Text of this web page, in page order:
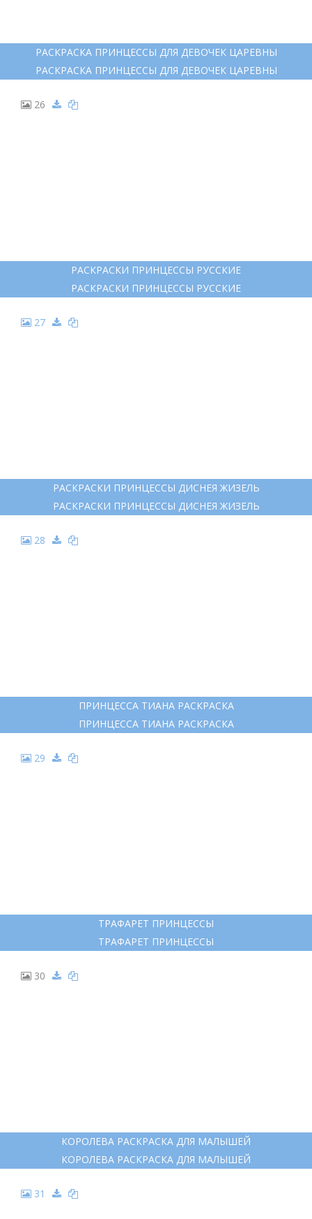
РАСКРАСКА ПРИНЦЕССЫ ДЛЯ ДЕВОЧЕК ЦАРЕВНЫ
РАСКРАСКА ПРИНЦЕССЫ ДЛЯ ДЕВОЧЕК ЦАРЕВНЫ
26
РАСКРАСКИ ПРИНЦЕССЫ РУССКИЕ
РАСКРАСКИ ПРИНЦЕССЫ РУССКИЕ
27
РАСКРАСКИ ПРИНЦЕССЫ ДИСНЕЯ ЖИЗЕЛЬ
РАСКРАСКИ ПРИНЦЕССЫ ДИСНЕЯ ЖИЗЕЛЬ
28
ПРИНЦЕССА ТИАНА РАСКРАСКА
ПРИНЦЕССА ТИАНА РАСКРАСКА
29
ТРАФАРЕТ ПРИНЦЕССЫ
ТРАФАРЕТ ПРИНЦЕССЫ
30
КОРОЛЕВА РАСКРАСКА ДЛЯ МАЛЫШЕЙ
КОРОЛЕВА РАСКРАСКА ДЛЯ МАЛЫШЕЙ
31